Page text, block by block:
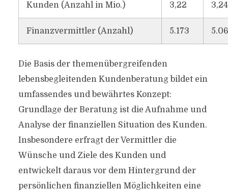
Kunden (Anzahl in Mio.) 3,22 3,24
Finanzvermittler (Anzahl) 5.173
Die Basis der themenübergreifenden
lebensbegleitenden Kundenberatung bildet ein
umfassendes und bewährtes Konzept:
Grundlage der Beratung ist die Aufnahme und
Analyse der finanziellen Situation des Kunden.
Insbesondere erfragt der Vermittler die
Wünsche und Ziele des Kunden und
entwickelt daraus vor dem Hintergrund der
persönlichen finanziellen Möglichkeiten eine